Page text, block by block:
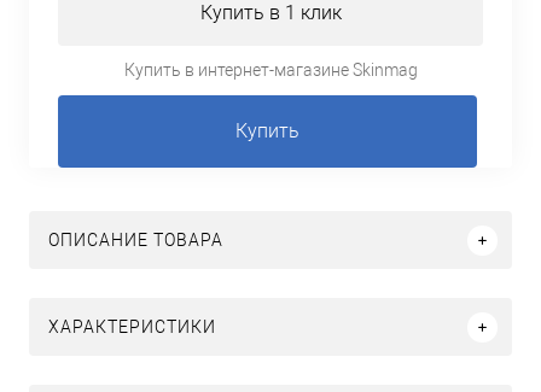
Купить в 1 клик
Купить в интернет-магазине Skinmag
Купить
ОПИСАНИЕ ТОВАРА
ХАРАКТЕРИСТИКИ